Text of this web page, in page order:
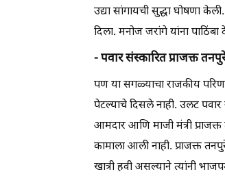
उद्या सांगायची सुद्धा घोषणा
दिला. मनोज जरांगे यांना
- पवार संस्कारित प्राजक्त
पण या सगळ्याचा राजकीय
पेटल्याचे दिसले नाही. उलट
आमदार आणि माजी मंत्री
कामाला आली नाही. प्राजक्त
खात्री हवी असल्याने त्यांनी